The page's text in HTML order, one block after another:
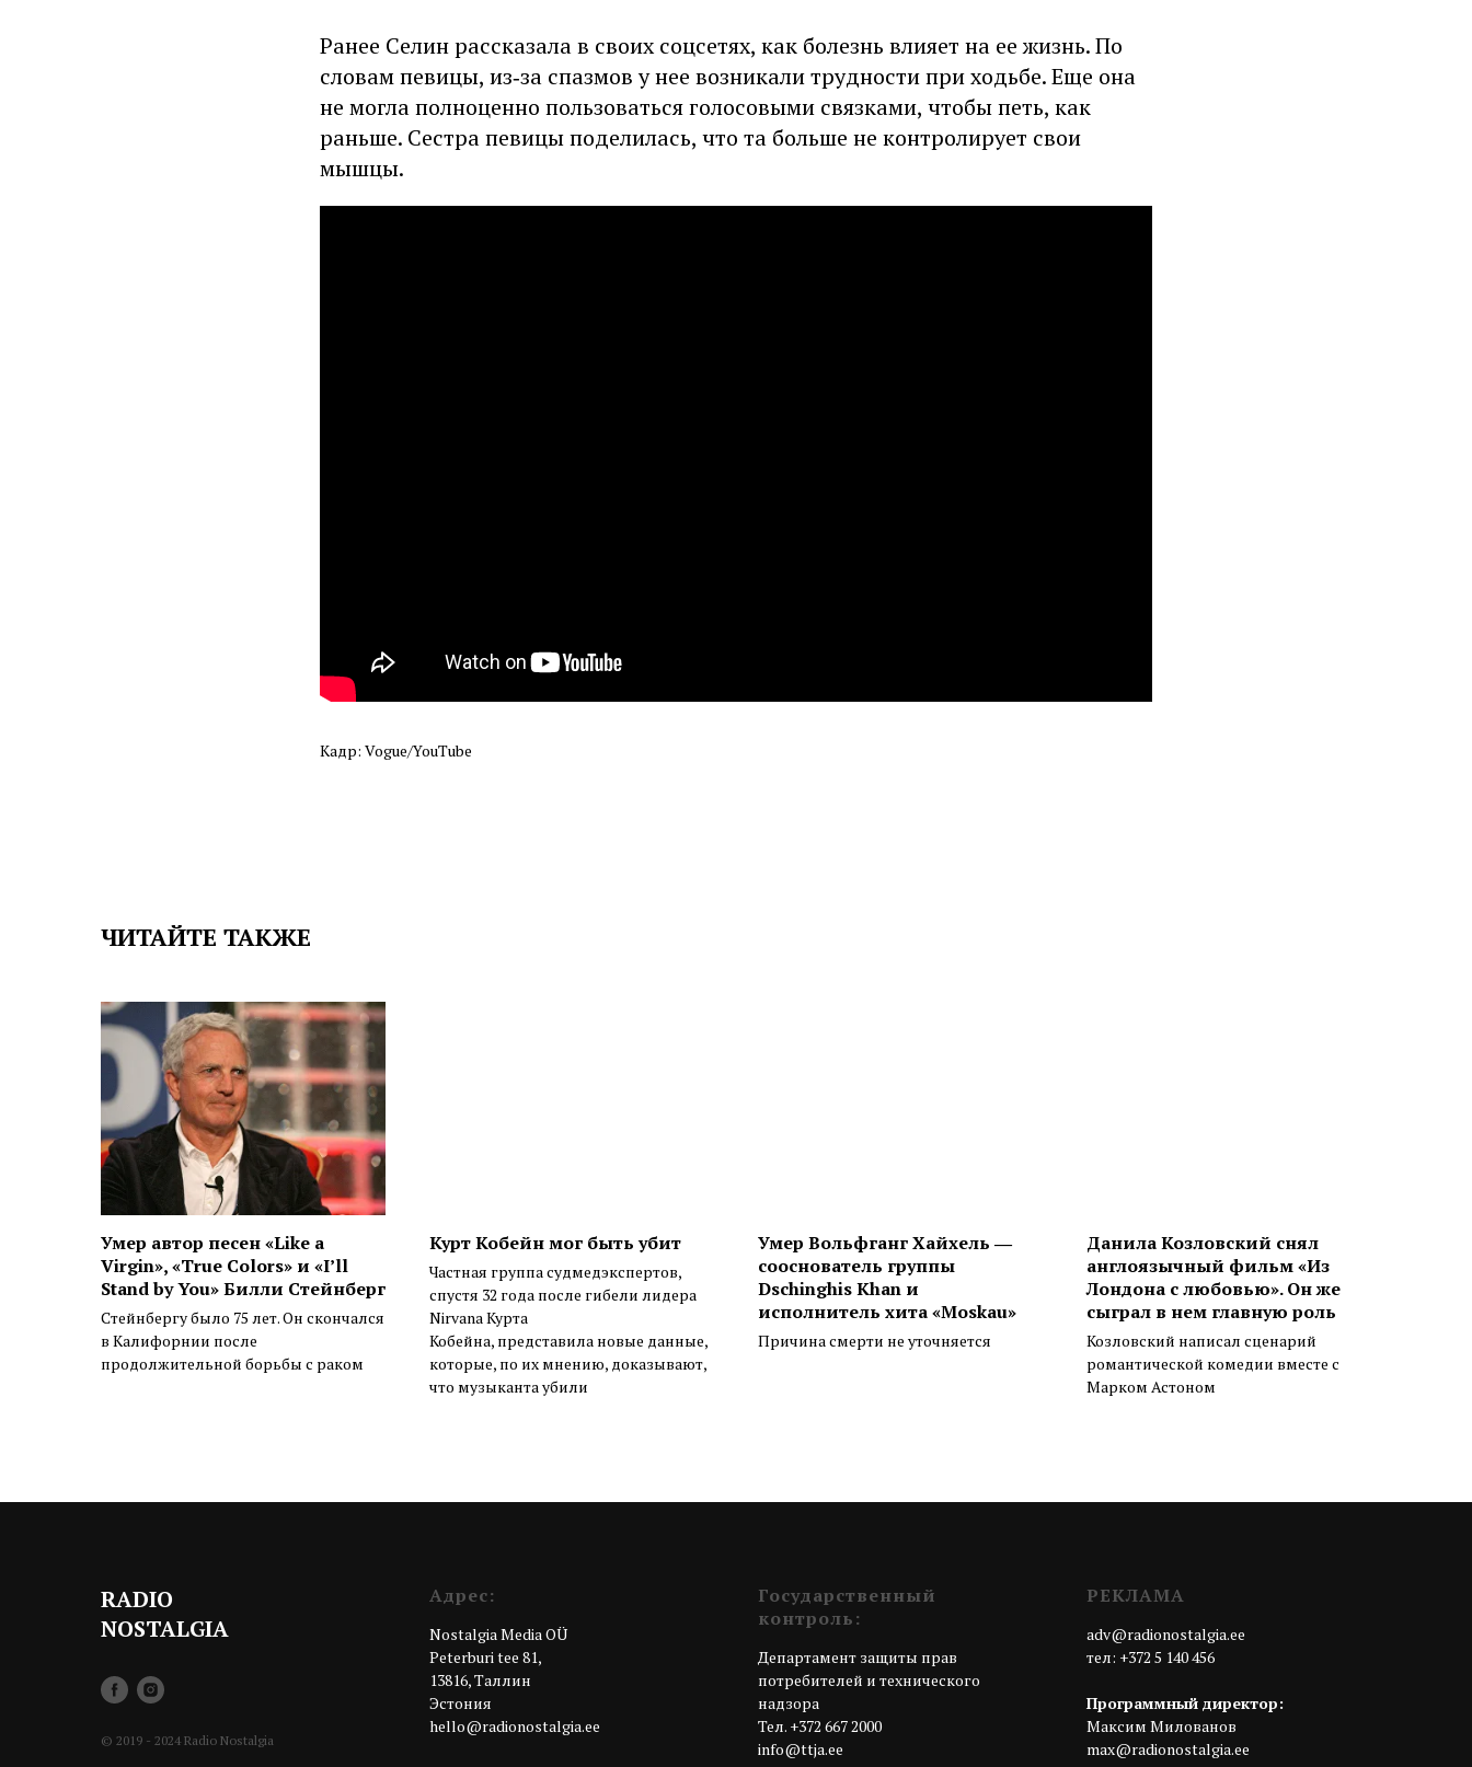
Ранее Селин рассказала в своих соцсетях, как болезнь влияет на ее жизнь. По
словам певицы, из‑за спазмов у нее возникали трудности при ходьбе. Еще она
не могла полноценно пользоваться голосовыми связками, чтобы петь, как
раньше. Сестра певицы поделилась, что та больше не контролирует свои
мышцы.
Кадр: Vogue/YouTube
ЧИТАЙТЕ ТАКЖЕ
Умер автор песен «Like a
Virgin», «True Colors» и «I’ll
Stand by You» Билли Стейнберг
Стейнбергу было 75 лет. Он скончался
в Калифорнии после
продолжительной борьбы с раком
Курт Кобейн мог быть убит
Частная группа судмедэкспертов,
спустя 32 года после гибели лидера
Nirvana Курта
Кобейна, представила новые данные,
которые, по их мнению, доказывают,
что музыканта убили
Умер Вольфганг Хайхель ―
сооснователь группы
Dschinghis Khan и
исполнитель хита «Moskau»
Причина смерти не уточняется
Данила Козловский снял
англоязычный фильм «Из
Лондона с любовью». Он же
сыграл в нем главную роль
Козловский написал сценарий
романтической комедии вместе с
Марком Астоном
RADIO
NOSTALGIA
© 2019 - 2024 Radio Nostalgia
Адрес:
Nostalgia Media OÜ
Peterburi tee 81,
13816, Таллин
Эстония
hello@radionostalgia.ee
Государственный
контроль:
Департамент защиты прав
потребителей и технического
надзора
Teл. +372 667 2000
info@ttja.ee
РЕКЛАМА
adv@radionostalgia.ee
тел: +372 5 140 456
Программный директор:
Максим Милованов
max@radionostalgia.ee